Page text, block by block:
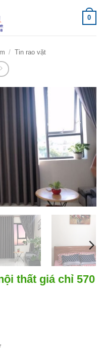
0
/ Tin rao vặt
thất giá chỉ 570